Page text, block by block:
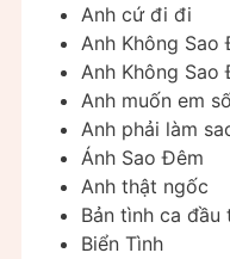
Anh cứ đi đi
Anh Không Sao
Anh Không Sao
Anh muốn em
Anh phải làm
Ánh Sao Đêm
Anh thật ngốc
Bản tình ca đầu
Biển Tình